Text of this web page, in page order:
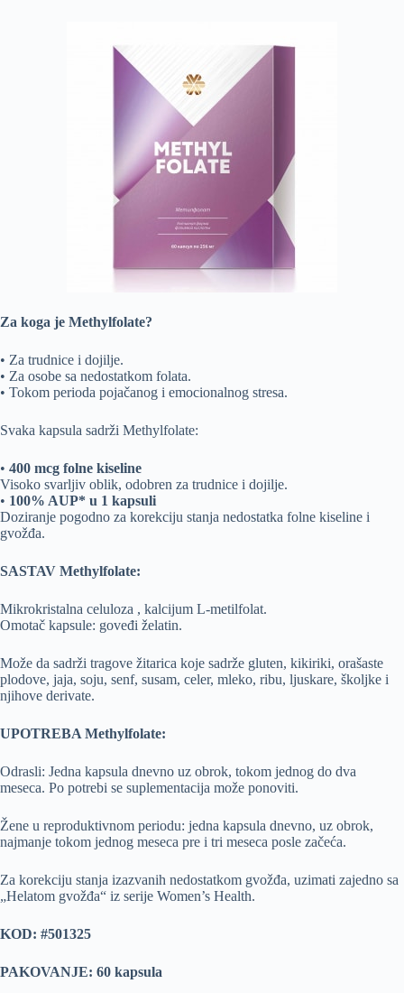
Za koga je Methylfolate?
• Za trudnice i dojilje.
• Za osobe sa nedostatkom folata.
• Tokom perioda pojačanog i emocionalnog stresa.
Svaka kapsula sadrži Methylfolate:
• 400 mcg folne kiseline
Visoko svarljiv oblik, odobren za trudnice i dojilje.
• 100% AUP* u 1 kapsuli
Doziranje pogodno za korekciju stanja nedostatka folne kiseline i
gvožđa.
SASTAV Methylfolate:
Mikrokristalna celuloza , kalcijum L-metilfolat.
Omotač kapsule: goveđi želatin.
Može da sadrži tragove žitarica koje sadrže gluten, kikiriki, orašaste
plodove, jaja, soju, senf, susam, celer, mleko, ribu, ljuskare, školjke i
njihove derivate.
UPOTREBA Methylfolate:
Odrasli: Jedna kapsula dnevno uz obrok, tokom jednog do dva
meseca. Po potrebi se suplementacija može ponoviti.
Žene u reproduktivnom periodu: jedna kapsula dnevno, uz obrok,
najmanje tokom jednog meseca pre i tri meseca posle začeća.
Za korekciju stanja izazvanih nedostatkom gvožđa, uzimati zajedno sa
„Helatom gvožđa“ iz serije Women’s Health.
KOD: #501325
PAKOVANJE: 60 kapsula